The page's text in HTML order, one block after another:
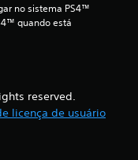
no sistema PS4™
quando está
reserved.
licença de usuário